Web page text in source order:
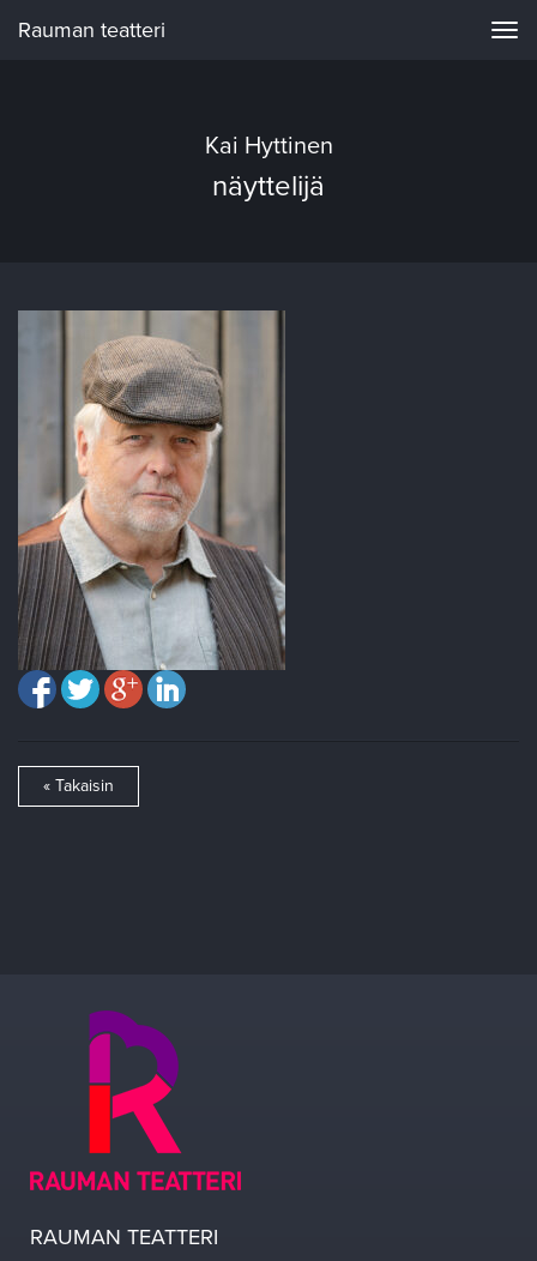
Rauman teatteri
Kai Hyttinen
näyttelijä
« Takaisin
RAUMAN TEATTERI